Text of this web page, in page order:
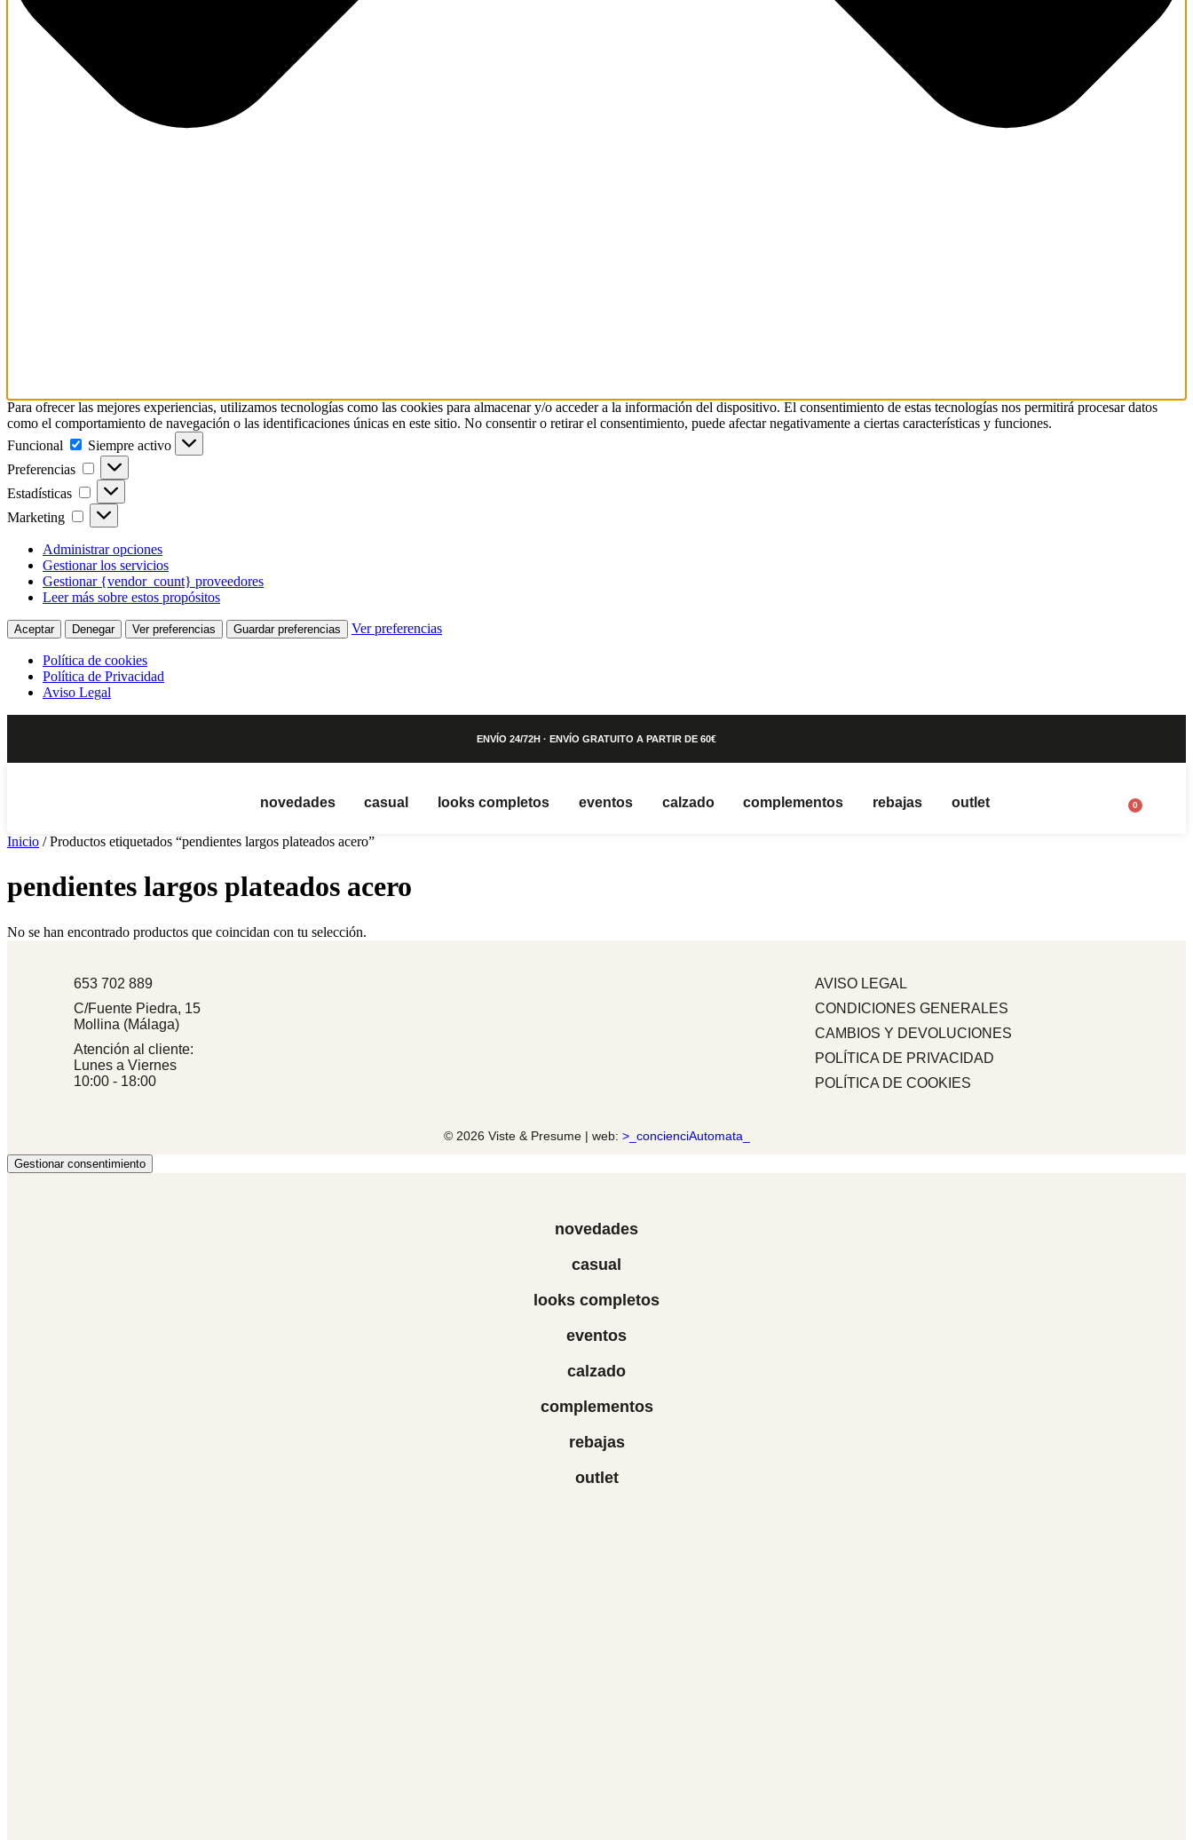
Para ofrecer las mejores experiencias, utilizamos tecnologías como las cookies para almacenar y/o acceder a la información del dispositivo. El consentimiento de estas tecnologías nos permitirá procesar datos
como el comportamiento de navegación o las identificaciones únicas en este sitio. No consentir o retirar el consentimiento, puede afectar negativamente a ciertas características y funciones.
Funcional
Siempre activo
Preferencias
Estadísticas
Marketing
Administrar opciones
Gestionar los servicios
Gestionar {vendor_count} proveedores
Leer más sobre estos propósitos
Aceptar Denegar Ver preferencias Guardar preferencias Ver preferencias
Política de cookies
Política de Privacidad
Aviso Legal
ENVÍO 24/72H · ENVÍO GRATUITO A PARTIR DE 60€
novedades casual looks completos eventos calzado complementos rebajas outlet 0
Inicio / Productos etiquetados “pendientes largos plateados acero”
pendientes largos plateados acero
No se han encontrado productos que coincidan con tu selección.
653 702 889
C/Fuente Piedra, 15
Mollina (Málaga)
Atención al cliente:
Lunes a Viernes
10:00 - 18:00
AVISO LEGAL
CONDICIONES GENERALES
CAMBIOS Y DEVOLUCIONES
POLÍTICA DE PRIVACIDAD
POLÍTICA DE COOKIES
© 2026 Viste & Presume | web: >_concienciAutomata_
Gestionar consentimiento
novedades
casual
looks completos
eventos
calzado
complementos
rebajas
outlet